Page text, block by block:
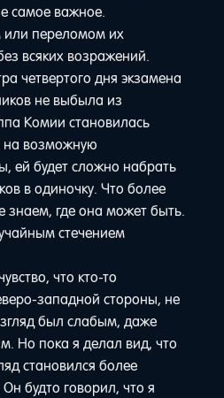
самое важное.
переломом их
всяких возражений.
четвертого дня экзамена
не выбыла из
Комии становилась
на возможную
ей будет сложно набрать
в одиночку. Что более
знаем, где она может быть.
стечением
что кто-то
западной стороны, не
был слабым, даже
Но пока я делал вид, что
становился более
будто говорил, что я